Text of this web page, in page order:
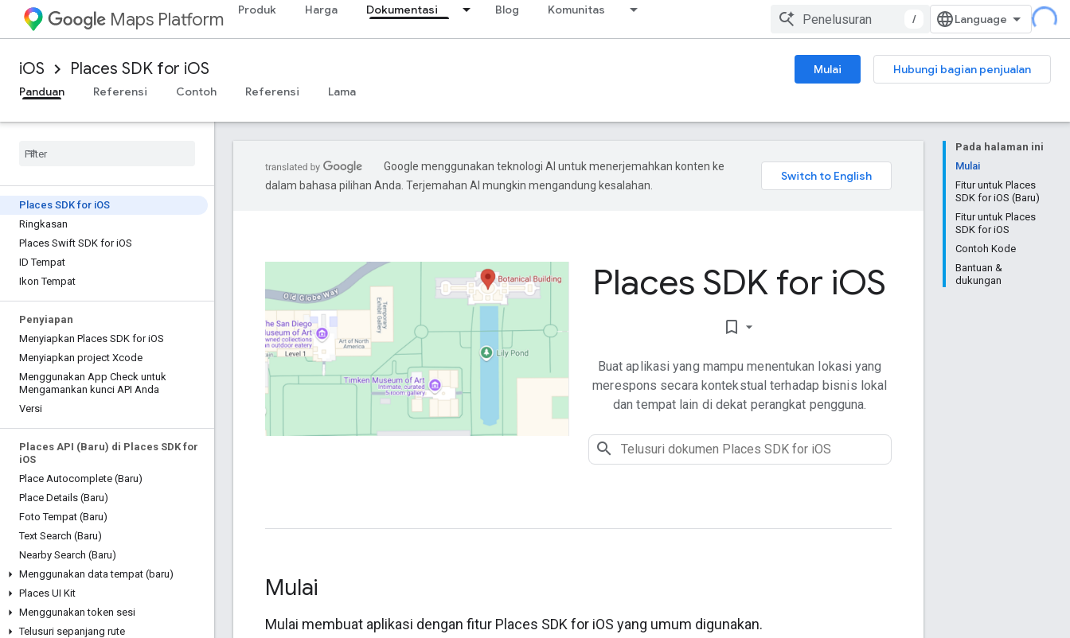
Maps Platform Produk Harga Dokumentasi Blog Komunitas
/
iOS Places SDK for iOS Mulai
Hubungi bagian penjualan
Panduan
Referensi Contoh Referensi Lama
Places SDK for iOS
Ringkasan
Places Swift SDK for iOS
ID Tempat
Ikon Tempat
Penyiapan
Menyiapkan Places SDK for iOS
Menyiapkan project Xcode
Menggunakan App Check untuk
Mengamankan kunci API Anda
Versi
Places API (Baru) di Places SDK for
iOS
Place Autocomplete (Baru)
Place Details (Baru)
Foto Tempat (Baru)
Text Search (Baru)
Nearby Search (Baru)
Menggunakan data tempat (baru)
Places UI Kit
Menggunakan token sesi
Telusuri sepanjang rute
Pada halaman ini
Mulai
Fitur untuk Places
SDK for iOS (Baru)
Fitur untuk Places
SDK for iOS
Contoh Kode
Bantuan &
dukungan
Google menggunakan teknologi AI untuk menerjemahkan konten ke
dalam bahasa pilihan Anda. Terjemahan AI mungkin mengandung kesalahan.
Places SDK for iOS
bookmark_border
Buat aplikasi yang mampu menentukan lokasi yang
merespons secara kontekstual terhadap bisnis lokal
dan tempat lain di dekat perangkat pengguna.
Mulai
Mulai membuat aplikasi dengan fitur Places SDK for iOS yang umum digunakan.